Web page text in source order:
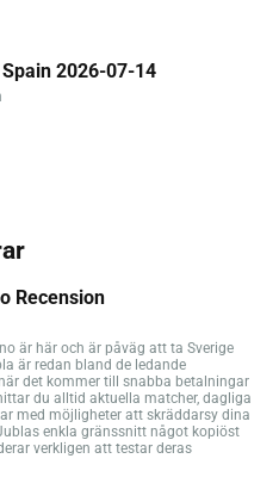
2026-07-14
Recension
är här och är påväg att ta Sverige
är redan bland de ledande
det kommer till snabba betalningar
du alltid aktuella matcher, dagliga
med möjligheter att skräddarsy dina
enkla gränssnitt något kopiöst
verkligen att testar deras